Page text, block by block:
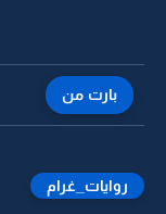
بارت من
روايات_غرام